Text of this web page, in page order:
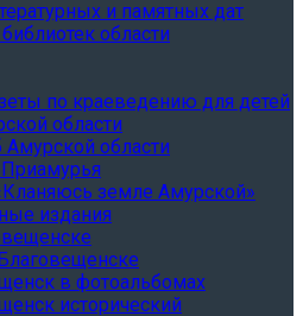
и памятных дат
области
по краеведению для детей
области
Амурской области
земле Амурской»
издания
в фотоальбомах
исторический